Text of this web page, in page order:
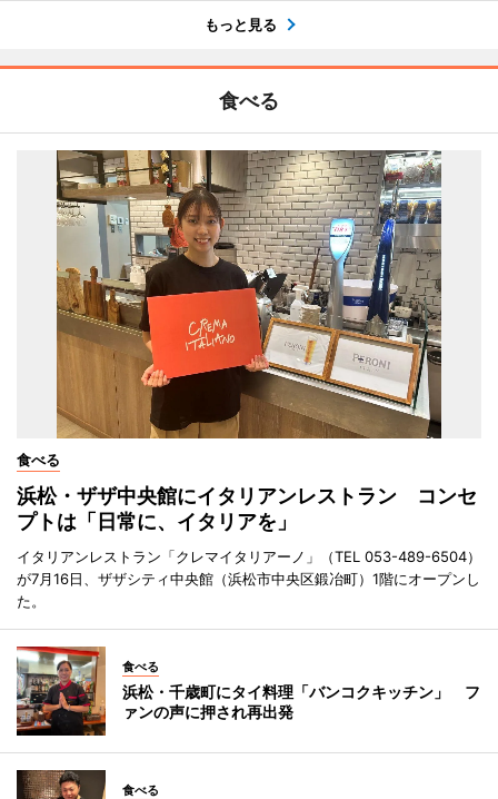
もっと見る
食べる
食べる
浜松・ザザ中央館にイタリアンレストラン コンセ
プトは「日常に、イタリアを」
イタリアンレストラン「クレマイタリアーノ」（TEL 053-489-6504）
が7月16日、ザザシティ中央館（浜松市中央区鍛冶町）1階にオープンし
た。
食べる
浜松・千歳町にタイ料理「バンコクキッチン」 フ
ァンの声に押され再出発
食べる